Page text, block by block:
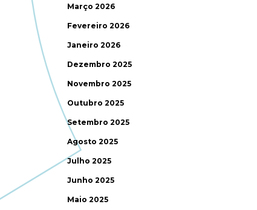
Março 2026
Fevereiro 2026
Janeiro 2026
Dezembro 2025
Novembro 2025
Outubro 2025
Setembro 2025
Agosto 2025
Julho 2025
Junho 2025
Maio 2025